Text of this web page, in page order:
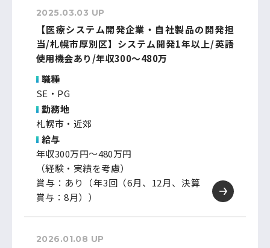
2025.03.03 UP
【医療システム開発企業・自社製品の開発担
当/札幌市厚別区】システム開発1年以上/英語
使用機会あり/年収300～480万
職種
SE・PG
勤務地
札幌市・近郊
給与
年収300万円～480万円
（経験・実績を考慮）
賞与：あり（年3回（6月、12月、決算
賞与：8月））
2026.01.08 UP